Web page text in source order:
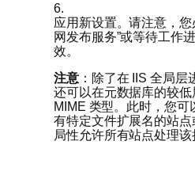
6.
应用新设置。请注意，您
网发布服务”或等待工作
效。
注意：除了在 IIS 全局层
还可以在元数据库的较
MIME 类型。此时，您可
有特定文件扩展名的站
局性允许所有站点处理该